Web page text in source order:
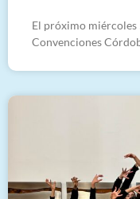
El próximo miércoles
Convenciones